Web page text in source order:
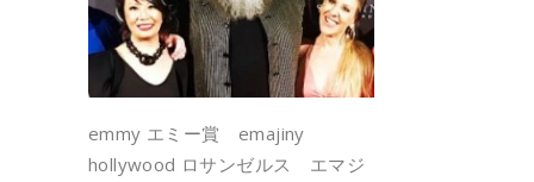
emmy エミー賞 emajiny
hollywood ロサンゼルス エマジ